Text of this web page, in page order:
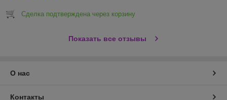
Сделка подтверждена через корзину
Показать все отзывы
О нас
Контакты